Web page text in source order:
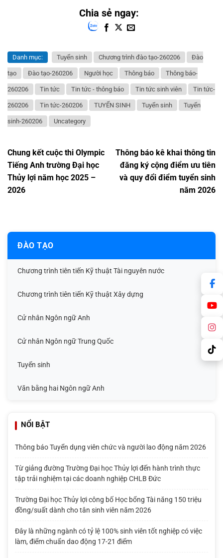
Danh mục: Tuyển sinh Chương trình đào tạo-260206 Đào
tạo Đào tạo-260206 Người học Thông báo Thông báo-
260206 Tin tức Tin tức - thông báo Tin tức sinh viên Tin tức-
260206 Tin tức-260206 TUYỂN SINH Tuyển sinh Tuyển
sinh-260206 Uncategory
Chung kết cuộc thi Olympic
Tiếng Anh trường Đại học
Thủy lợi năm học 2025 –
2026
Thông báo kê khai thông tin
đăng ký cộng điểm ưu tiên
và quy đổi điểm tuyển sinh
năm 2026
ĐÀO TẠO
Chương trình tiên tiến Kỹ thuật Tài nguyên nước
Chương trình tiên tiến Kỹ thuật Xây dựng
Cử nhân Ngôn ngữ Anh
Cử nhân Ngôn ngữ Trung Quốc
Tuyển sinh
Văn bằng hai Ngôn ngữ Anh
NỔI BẬT
Thông báo Tuyển dụng viên chức và người lao động năm 2026
Từ giảng đường Trường Đại học Thủy lợi đến hành trình thực
tập trải nghiệm tại các doanh nghiệp CHLB Đức
Trường Đại học Thủy lợi công bố Học bổng Tài năng 150 triệu
đồng/suất dành cho tân sinh viên năm 2026
Đây là những ngành có tỷ lệ 100% sinh viên tốt nghiệp có việc
làm, điểm chuẩn dao động 17-21 điểm